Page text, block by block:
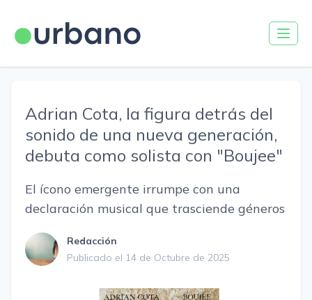
Adrian Cota, la figura detrás del
sonido de una nueva generación,
debuta como solista con "Boujee"
El ícono emergente irrumpe con una
declaración musical que trasciende géneros
Redacción
Publicado el 14 de Octubre de 2025